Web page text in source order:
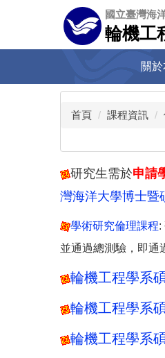
容
國立臺灣海
輪機工
關
首頁 課程資訊
研究生需於申請
灣海洋大學博士暨
學術研究倫理課程:
並通過總測驗，即通
輪機工程學系
輪機工程學系
輪機工程學系